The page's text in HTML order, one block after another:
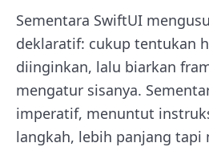
Sementara SwiftUI
deklaratif: cukup tentukan
diinginkan, lalu biarkan
mengatur sisanya.
imperatif, menuntut
langkah, lebih panjang tapi